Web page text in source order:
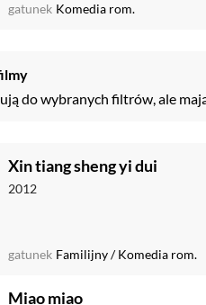
gatunek Komedia rom.
do wybranych filtrów, ale
Xin tiang sheng yi dui
2012
gatunek Familijny/Komedia rom.
Miao miao